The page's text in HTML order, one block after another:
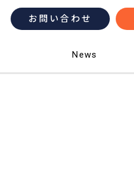
お問い合わせ
News
News